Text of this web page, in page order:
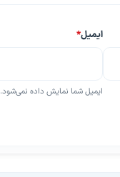
ایمیل*
ایمیل شما نمایش داده نمی‌شود.